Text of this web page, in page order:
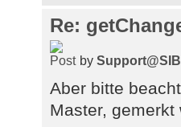
Re:
by Support@SIB
Aber bitte
Master,